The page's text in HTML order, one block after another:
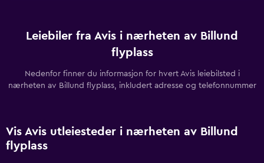
Leiebiler fra Avis i nærheten av Billund
flyplass
Nedenfor finner du informasjon for hvert Avis leiebilsted i
nærheten av Billund flyplass, inkludert adresse og telefonnummer
Vis Avis utleiesteder i nærheten av Billund
flyplass